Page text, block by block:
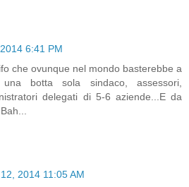
6:41 PM
che ovunque nel mondo basterebbe a
botta sola sindaco, assessori,
delegati di 5-6 aziende...E da
2014 11:05 AM